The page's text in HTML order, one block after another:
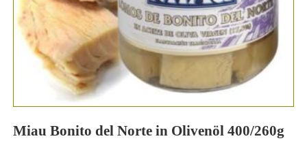
Miau Bonito del Norte in Olivenöl 400/260g